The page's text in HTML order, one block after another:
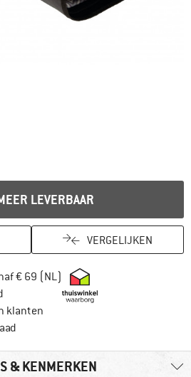
LEVERBAAR
VERGELIJKEN
€ 69 (NL) Vind hier de
Vind de betalingsinformatie hier!
klanten
& KENMERKEN